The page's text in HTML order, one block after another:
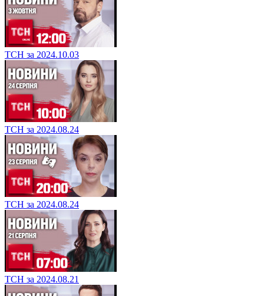
ТСН за 2024.10.03
ТСН за 2024.08.24
ТСН за 2024.08.24
ТСН за 2024.08.21